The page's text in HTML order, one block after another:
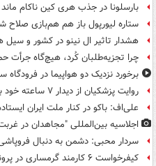
بارسلونا در جذب هری کین ناکام ماند
ستاره لیورپول باز هم هم‌بازی صلاح
هشدار تاثیر ال نینو در کشور و
چرا تجزیه‌طلبان کُرد، هیچ‌گاه جرأت
برخورد نزدیک دو هواپیما در فرودگاه
روایت پزشکیان از دیدار ۷ ساعته خود با رهبر انقلاب
علی‌اف: باکو در کنار ملت ایران
اجلاسیه بین‌المللی "مجاهدان در
سردار محبی: دشمن به دنبال فروپاشی
کیفرخواست ۶ کارمند گرمساری در پرونده اختلاس صادر شد